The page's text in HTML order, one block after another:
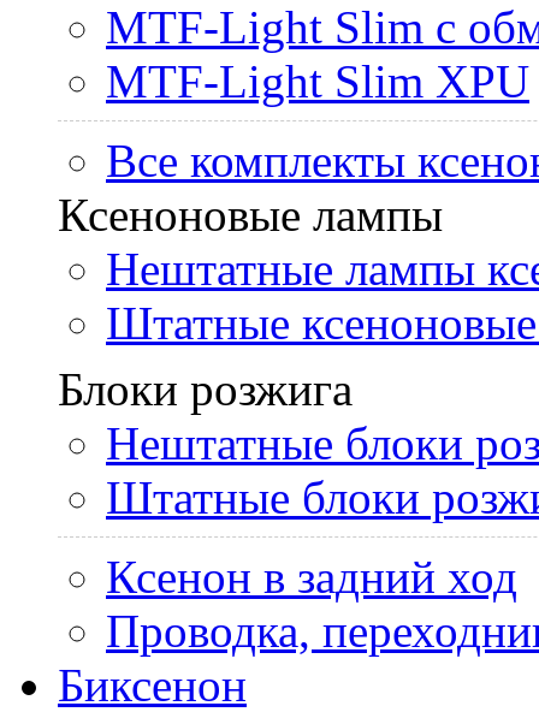
MTF-Light Slim с
MTF-Light Slim XPU
Все комплекты
Ксеноновые лампы
Нештатные лампы
Штатные
Блоки розжига
Нештатные блоки
Штатные блоки
Ксенон в задний ход
Проводка,
Биксенон